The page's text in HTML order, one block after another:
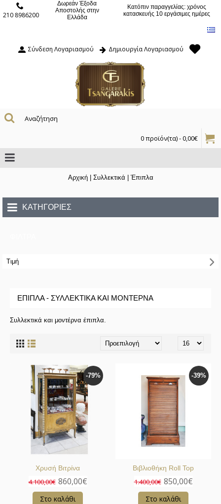
210 8986200
Δωρεάν Έξοδα
Αποστολής στην
Ελλάδα
Κατόπιν παραγγελίας: χρόνος
κατασκευής 10 εργάσιμες ημέρες
Σύνδεση Λογαριασμού Δημιουργία Λογαριασμού
0 προϊόν(τα) - 0,00€
Αρχική | Συλλεκτικά | Έπιπλα
ΚΑΤΗΓΟΡΊΕΣ
Τιμή
ΈΠΙΠΛΑ - ΣΥΛΛΕΚΤΙΚΆ ΚΑΙ ΜΟΝΤΈΡΝΑ
Συλλεκτικά και μοντέρνα έπιπλα.
-79%
Χρυσή Βιτρίνα
4.100,00€ 860,00€
Στο καλάθι
-39%
Βιβλιοθήκη Roll Top
1.400,00€ 850,00€
Στο καλάθι